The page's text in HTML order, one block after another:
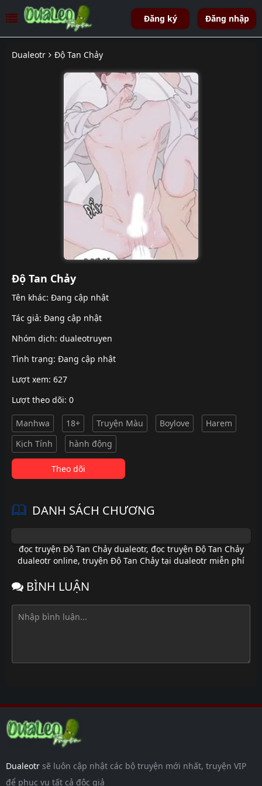
Đăng ký Đăng nhập
Dualeotr Độ Tan Chảy
Độ Tan Chảy
Tên khác: Đang cập nhật
Tác giả: Đang cập nhật
Nhóm dịch: dualeotruyen
Tình trạng: Đang cập nhật
Lượt xem: 627
Lượt theo dõi: 0
Manhwa 18+ Truyện Màu Boylove
Harem
Kịch Tính
hành động
Theo dõi
DANH SÁCH CHƯƠNG
đọc truyện Độ Tan Chảy dualeotr, đọc truyện Độ Tan Chảy
dualeotr online, truyện Độ Tan Chảy tại dualeotr miễn phí
BÌNH LUẬN
Dualeotr sẽ luôn cập nhật các bộ truyện mới nhất, truyện VIP
để phục vụ tất cả độc giả